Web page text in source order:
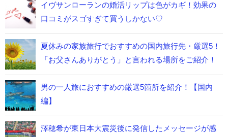
イヴサンローランの婚活リップは色がカギ！効果の
口コミがスゴすぎて買うしかない♡
夏休みの家族旅行でおすすめの国内旅行先・厳選5！
「お父さんありがとう」と言われる場所をご紹介！
男の一人旅におすすめの厳選5箇所を紹介！【国内
編】
澤穂希が東日本大震災後に発信したメッセージが感